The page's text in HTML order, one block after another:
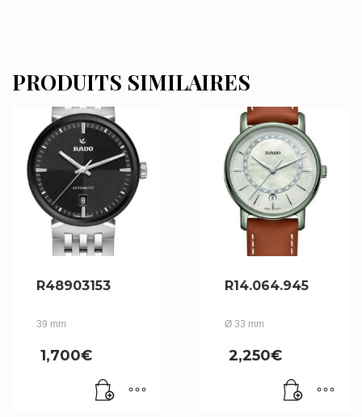
PRODUITS SIMILAIRES
R48903153
39 mm
1,700€
R14.064.945
Ø 33 mm
2,250€